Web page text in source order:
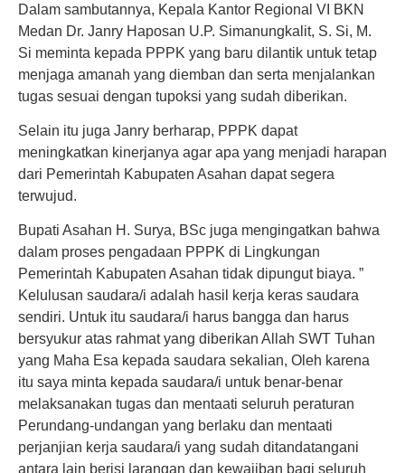
Dalam sambutannya, Kepala Kantor Regional VI BKN
Medan Dr. Janry Haposan U.P. Simanungkalit, S. Si, M.
Si meminta kepada PPPK yang baru dilantik untuk tetap
menjaga amanah yang diemban dan serta menjalankan
tugas sesuai dengan tupoksi yang sudah diberikan.
Selain itu juga Janry berharap, PPPK dapat
meningkatkan kinerjanya agar apa yang menjadi harapan
dari Pemerintah Kabupaten Asahan dapat segera
terwujud.
Bupati Asahan H. Surya, BSc juga mengingatkan bahwa
dalam proses pengadaan PPPK di Lingkungan
Pemerintah Kabupaten Asahan tidak dipungut biaya. ”
Kelulusan saudara/i adalah hasil kerja keras saudara
sendiri. Untuk itu saudara/i harus bangga dan harus
bersyukur atas rahmat yang diberikan Allah SWT Tuhan
yang Maha Esa kepada saudara sekalian, Oleh karena
itu saya minta kepada saudara/i untuk benar-benar
melaksanakan tugas dan mentaati seluruh peraturan
Perundang-undangan yang berlaku dan mentaati
perjanjian kerja saudara/i yang sudah ditandatangani
antara lain berisi larangan dan kewajiban bagi seluruh